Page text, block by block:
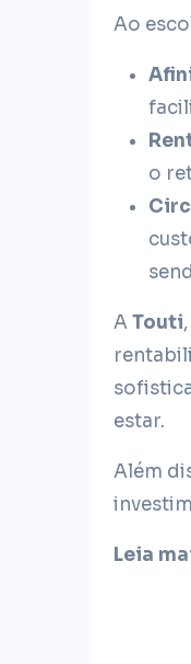
Ao
o
ATouti
estar.
Além
Leia